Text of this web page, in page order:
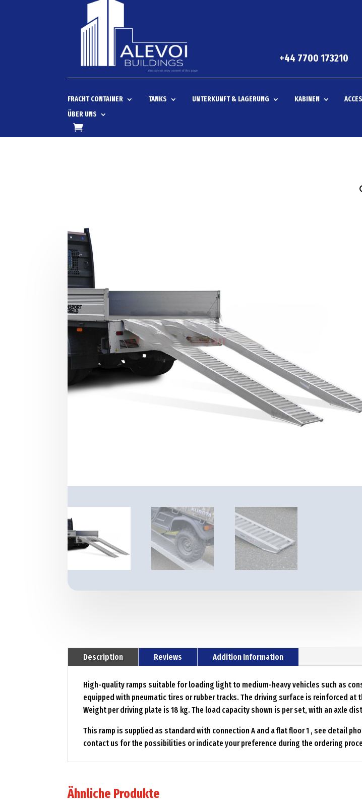
+44 7700 173210
FRACHT CONTAINER TANKS UNTERKUNFT & LAGERUNG KABINEN
ÜBER UNS
Description Reviews Addition Information
High-quality ramps suitable for loading light to medium-heavy vehicles such as
equipped with pneumatic tires or rubber tracks. The driving surface is reinforced
Weight per driving plate is 18 kg. The load capacity shown is per set, with an axle
This ramp is supplied as standard with connection A and a flat floor 1 , see detail
contact us for the possibilities or indicate your preference during the ordering
Ähnliche Produkte